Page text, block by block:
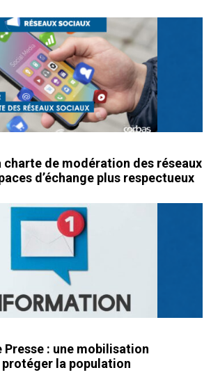
charte de modération des réseaux
d’échange plus respectueux
Presse : une mobilisation
la population